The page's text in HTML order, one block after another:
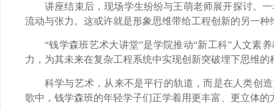
讲座结束后，现场学生纷纷与王萌老师展开探讨。
流动与张力。这或许就是形象思维带给工程创新的另一种
“钱学森班艺术大讲堂”是学院推动“新工科”人文素
力，为其未来在复杂工程系统中实现创新突破埋下思维的
科学与艺术，从来不是平行的轨道，而是在人类创
歌中，钱学森班的年轻学子们正学着用更丰富、更立体